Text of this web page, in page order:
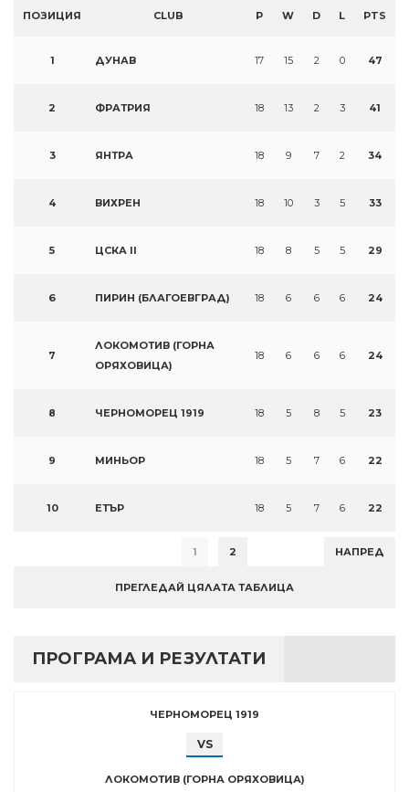
ПОЗИЦИЯ CLUB P W D L PTS
1 ДУНАВ 17 15 2 0 47
2 ФРАТРИЯ 18 13 2 3 41
3 ЯНТРА 18 9 7 2 34
4 ВИХРЕН 18 10 3 5 33
5 ЦСКА II 18 8 5 5 29
6 ПИРИН (БЛАГОЕВГРАД) 18 6 6 6 24
7
ЛОКОМОТИВ (ГОРНА
ОРЯХОВИЦА)
18 6 6 6 24
8 ЧЕРНОМОРЕЦ 1919 18 5 8 5 23
9 МИНЬОР 18 5 7 6 22
10 ЕТЪР 18 5 7 6 22
1 2 НАПРЕД
ПРЕГЛЕДАЙ ЦЯЛАТА ТАБЛИЦА
ПРОГРАМА И РЕЗУЛТАТИ
ЧЕРНОМОРЕЦ 1919
VS
ЛОКОМОТИВ (ГОРНА ОРЯХОВИЦА)